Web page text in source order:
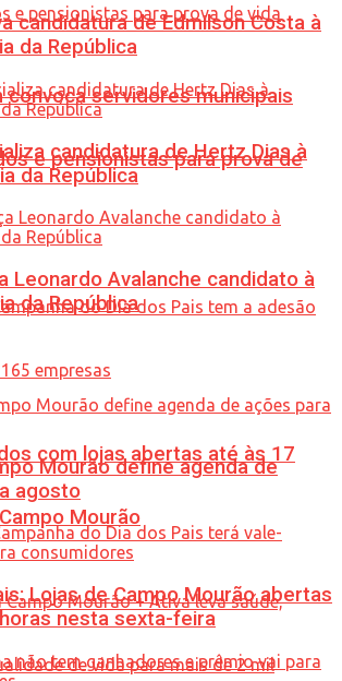
convoca servidores municipais
e pensionistas para prova de
com lojas abertas até às 17
Mourão
candidatura de Edmilson Costa à
da República
candidatura de Hertz Dias à
da República
Leonardo Avalanche candidato à
da República
Mourão define agenda de
agosto
Lojas de Campo Mourão abertas
nesta sexta-feira